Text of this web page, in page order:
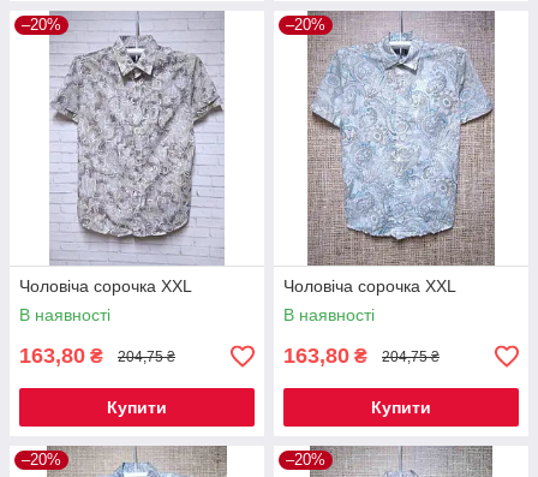
–20%
Чоловіча сорочка XXL
В наявності
163,80 ₴ 204,75 ₴
Купити
–20%
Чоловіча сорочка XXL
В наявності
163,80 ₴ 204,75 ₴
Купити
–20% –20%